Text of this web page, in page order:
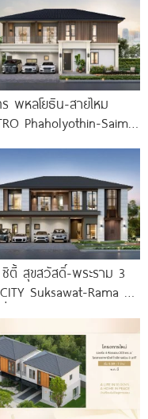
ร พหลโยธิน-สายไหม
Phaholyothin-Saimai
ม ใกล้ทางด่วน 3
ซิตี้ สุขสวัสดิ์-พระราม 3
Suksawat-Rama 3
วน